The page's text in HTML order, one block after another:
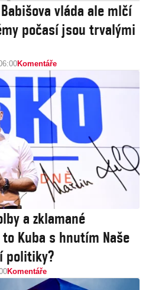
vláda ale mlčí
počasí jsou trvalými
Komentáře
a zklamané
Kuba s hnutím Naše
politiky?
Komentáře